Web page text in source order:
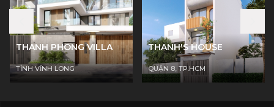
THANH PHONG VILLA
TỈNH VĨNH LONG
THANH'S HOUSE
QUẬN 8, TP.HCM